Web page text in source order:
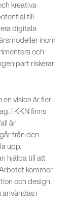
kreativa
till
digitala
inom
och
part riskerar
en vision är fler
I KKN finns
är
från den
upp.
hjälpa till att
kommer
och design
i